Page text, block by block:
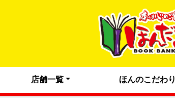
店舗一覧 ほんのこだわり